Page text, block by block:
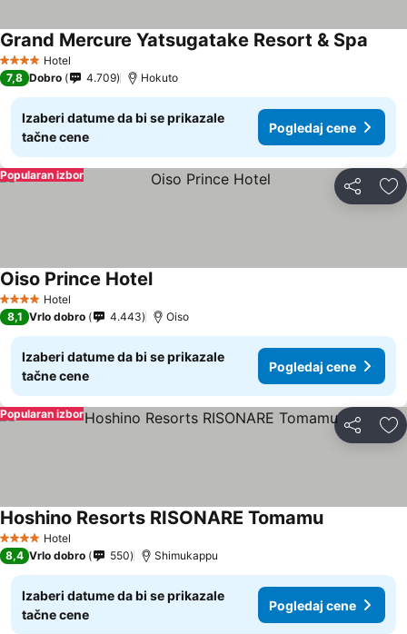
4 ZvezdiceHotel
Grand Mercure Yatsugatake Resort & Spa
7,8 Dobro 4.709 Hokuto
Izaberi datume da bi se prikazale
tačne cene
Pogledaj cene
Deli
Popularan izbor
4 ZvezdiceHotel
Oiso Prince Hotel
8,1 Vrlo dobro 4.443 Oiso
Izaberi datume da bi se prikazale
tačne cene
Pogledaj cene
Deli
Popularan izbor
4 ZvezdiceHotel
Hoshino Resorts RISONARE Tomamu
8,4 Vrlo dobro 550 Shimukappu
Izaberi datume da bi se prikazale
tačne cene
Pogledaj cene